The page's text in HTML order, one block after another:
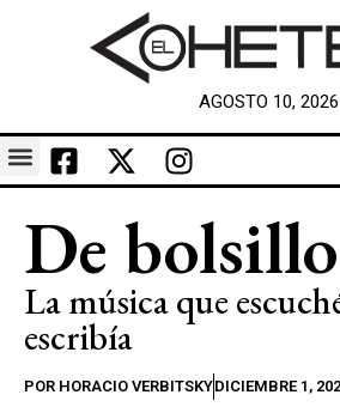
AGOSTO 10, 2026
De bolsillo
La música que
escribía
POR HORACIO VERBITSKYDICIEMBRE 1,